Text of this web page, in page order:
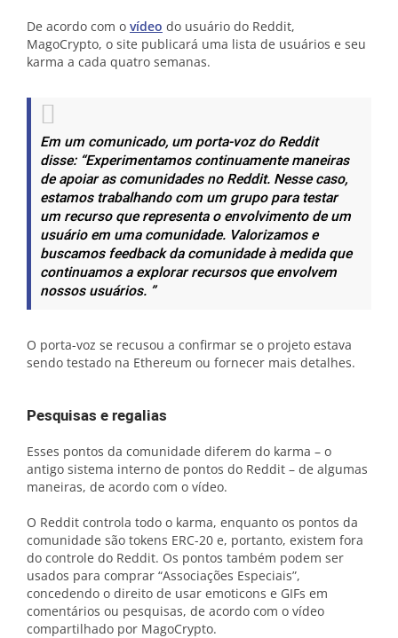
De acordo com o vídeo do usuário do Reddit,
MagoCrypto, o site publicará uma lista de usuários e seu
karma a cada quatro semanas.
Em um comunicado, um porta-voz do Reddit
disse: “Experimentamos continuamente maneiras
de apoiar as comunidades no Reddit. Nesse caso,
estamos trabalhando com um grupo para testar
um recurso que representa o envolvimento de um
usuário em uma comunidade. Valorizamos e
buscamos feedback da comunidade à medida que
continuamos a explorar recursos que envolvem
nossos usuários. ”
O porta-voz se recusou a confirmar se o projeto estava
sendo testado na Ethereum ou fornecer mais detalhes.
Pesquisas e regalias
Esses pontos da comunidade diferem do karma – o
antigo sistema interno de pontos do Reddit – de algumas
maneiras, de acordo com o vídeo.
O Reddit controla todo o karma, enquanto os pontos da
comunidade são tokens ERC-20 e, portanto, existem fora
do controle do Reddit. Os pontos também podem ser
usados ​​para comprar “Associações Especiais”,
concedendo o direito de usar emoticons e GIFs em
comentários ou pesquisas, de acordo com o vídeo
compartilhado por MagoCrypto.